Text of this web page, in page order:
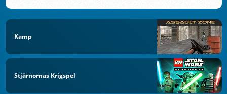
Kamp
Stjärnornas Krigspel